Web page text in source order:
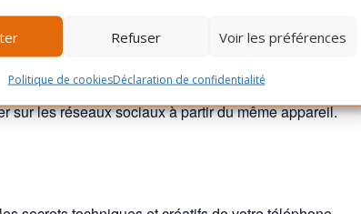
Refuser Voir les préférences
Politique de cookiesDéclaration de confidentialité
en plus performants et ils offrent la possibilité de
sur les réseaux sociaux à partir du même appareil.